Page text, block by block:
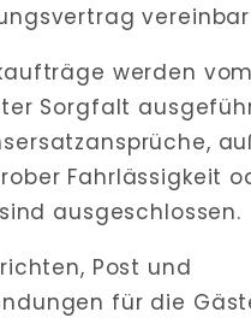
werden
Sorgfalt
Fahrlässigkeit
ausgeschlossen.
Post und
für die